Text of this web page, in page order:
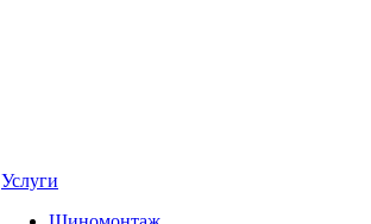
Услуги